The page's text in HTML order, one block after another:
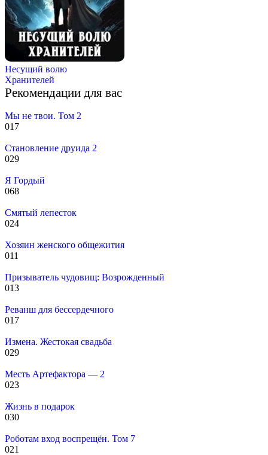
Несущий волю
Хранителей
Рекомендации для вас
Мы не твои. Том 2
017
Становление друида 2
029
Я Гордый
068
Смятый лепесток
024
Хозяин женского общежития
011
Призыватель чудовищ: Возрожденный
013
Реванш для бессердечного
017
Измена. Жестокая свадьба
029
Месть Артефактора — 2
023
Жизнь в подарок
030
Роботам вход воспрещён. Том 7
021